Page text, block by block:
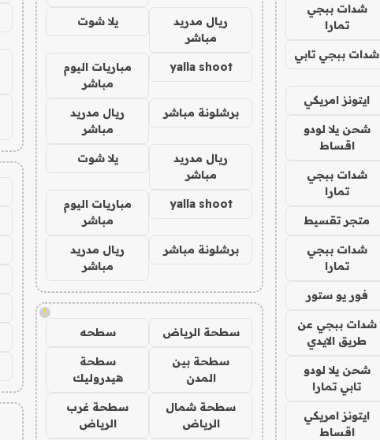
شدات ببجي
تمارا
شدات ببجي تابي
ايتونز امريكي
شحن يلا لودو
اقساط
شدات ببجي
تمارا
متجر تقسيط
شدات ببجي
تمارا
فور يو ستور
شدات ببجي عن
طريق الايدي
شحن يلا لودو
تابي تمارا
ايتونز امريكي
اقساط
ريال مدريد
مباشر
يلا شوت
yalla shoot
مباريات اليوم
مباشر
برشلونة مباشر
ريال مدريد
مباشر
ريال مدريد
مباشر
يلا شوت
yalla shoot
مباريات اليوم
مباشر
برشلونة مباشر
ريال مدريد
مباشر
!
سطحة الرياض سطحه
سطحة بين
المدن
سطحة
هيدروليك
سطحة شمال
الرياض
سطحة غرب
الرياض